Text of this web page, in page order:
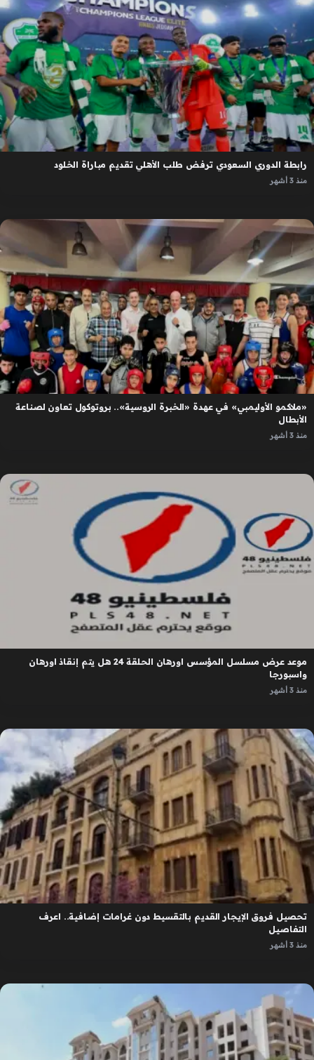
رابطة الدوري السعودي ترفض طلب الأهلي تقديم مباراة الخلود
منذ 3 أشهر
«ملاكمو الأوليمبي» في عهدة «الخبرة الروسية».. بروتوكول تعاون لصناعة
الأبطال
منذ 3 أشهر
موعد عرض مسلسل المؤسس اورهان الحلقة 24 هل يتم إنقاذ اورهان
واسبورجا
منذ 3 أشهر
تحصيل فروق الإيجار القديم بالتقسيط دون غرامات إضافية.. اعرف
التفاصيل
منذ 3 أشهر